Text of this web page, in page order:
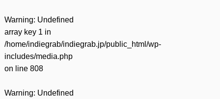
Warning: Undefined
array key 1 in
/home/indiegrab/indiegrab.jp/public_html/wp-
includes/media.php
on line 808
Warning: Undefined